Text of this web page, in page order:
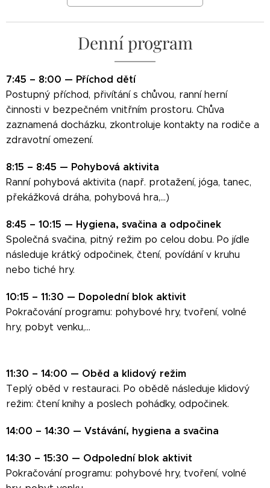
Denní program
7:45 – 8:00 — Příchod dětí
Postupný příchod, přivítání s chůvou, ranní herní
činnosti v bezpečném vnitřním prostoru. Chůva
zaznamená docházku, zkontroluje kontakty na rodiče a
zdravotní omezení.
8:15 – 8:45 — Pohybová aktivita
Ranní pohybová aktivita (např. protažení, jóga, tanec,
překážková dráha, pohybová hra,...)
8:45 – 10:15 — Hygiena, svačina a odpočinek
Společná svačina, pitný režim po celou dobu. Po jídle
následuje krátký odpočinek, čtení, povídání v kruhu
nebo tiché hry.
10:15 – 11:30 — Dopolední blok aktivit
Pokračování programu: pohybové hry, tvoření, volné
hry, pobyt venku,...
11:30 – 14:00 — Oběd a klidový režim
Teplý oběd v restauraci. Po obědě následuje klidový
režim: čtení knihy a poslech pohádky, odpočinek.
14:00 – 14:30 — Vstávání, hygiena a svačina
14:30 – 15:30 — Odpolední blok aktivit
Pokračování programu: pohybové hry, tvoření, volné